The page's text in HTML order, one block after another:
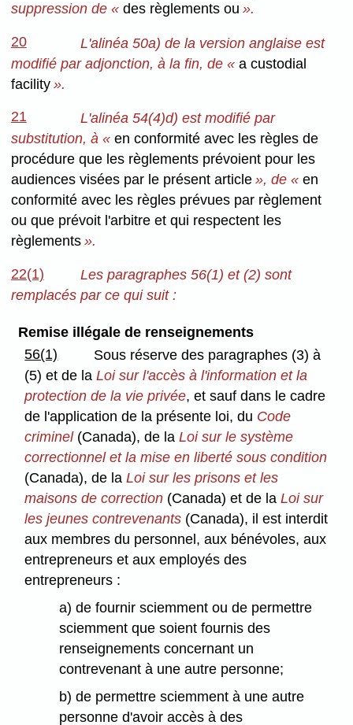
suppression de « des règlements ou ».
20
L'alinéa 50a) de la version anglaise est
modifié par adjonction, à la fin, de « a custodial
facility».
21
L'alinéa 54(4)d) est modifié par
substitution, à « en conformité avec les règles de
procédure que les règlements prévoient pour les
audiences visées par le présent article», de « en
conformité avec les règles prévues par règlement
ou que prévoit l'arbitre et qui respectent les
règlements».
22(1)
Les paragraphes 56(1) et (2) sont
remplacés par ce qui suit :
Remise illégale de renseignements
56(1)
Sous réserve des paragraphes (3) à
(5) et de laLoi sur l'accès à l'information et la
protection de la vie privée, et sauf dans le cadre
de l'application de la présente loi, du Code
criminel(Canada), de laLoi sur le système
correctionnel et la mise en liberté sous condition
(Canada), de laLoi sur les prisons et les
maisons de correction (Canada) et de laLoi sur
les jeunes contrevenants (Canada), il est interdit
aux membres du personnel, aux bénévoles, aux
entrepreneurs et aux employés des
entrepreneurs :
a) de fournir sciemment ou de permettre
sciemment que soient fournis des
renseignements concernant un
contrevenant à une autre personne;
b) de permettre sciemment à une autre
personne d'avoir accès à des